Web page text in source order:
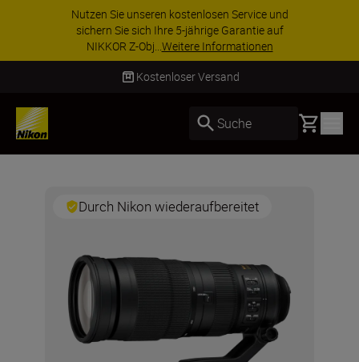
Nutzen Sie unseren kostenlosen Service und
sichern Sie sich Ihre 5-jährige Garantie auf
NIKKOR Z-Obj...Weitere Informationen
Kostenloser Versand
Suche Basket
Durch Nikon wiederaufbereitet